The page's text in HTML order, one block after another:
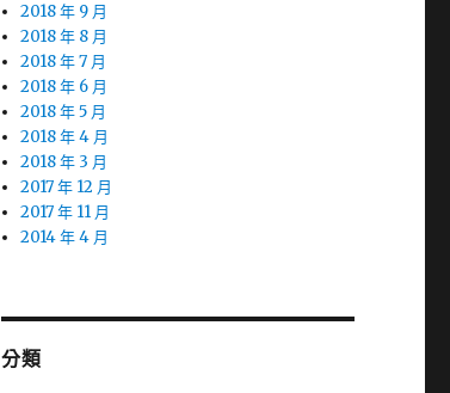
2018 年 9 月
2018 年 8 月
2018 年 7 月
2018 年 6 月
2018 年 5 月
2018 年 4 月
2018 年 3 月
2017 年 12 月
2017 年 11 月
2014 年 4 月
分類